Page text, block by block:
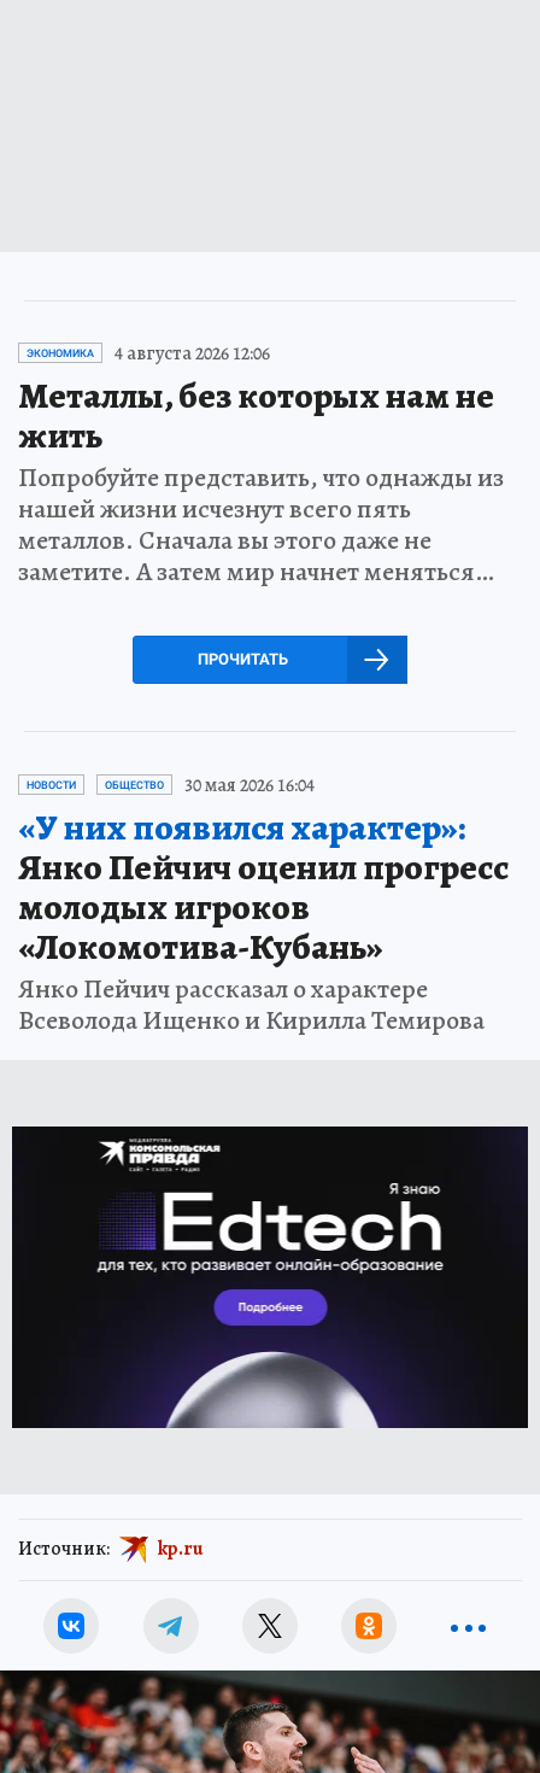
ЭКОНОМИКА 4 августа 2026 12:06
Металлы, без которых нам не
жить
Попробуйте представить, что однажды из
нашей жизни исчезнут всего пять
металлов. Сначала вы этого даже не
заметите. А затем мир начнет меняться…
ПРОЧИТАТЬ
НОВОСТИ ОБЩЕСТВО 30 мая 2026 16:04
«У них появился характер»:
Янко Пейчич оценил прогресс
молодых игроков
«Локомотива-Кубань»
Янко Пейчич рассказал о характере
Всеволода Ищенко и Кирилла Темирова
Источник: kp.ru